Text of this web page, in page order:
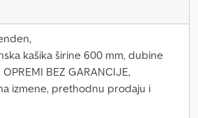
kašika širine 600 mm, dubine
BEZ GARANCIJE,
izmene, prethodnu prodaju i